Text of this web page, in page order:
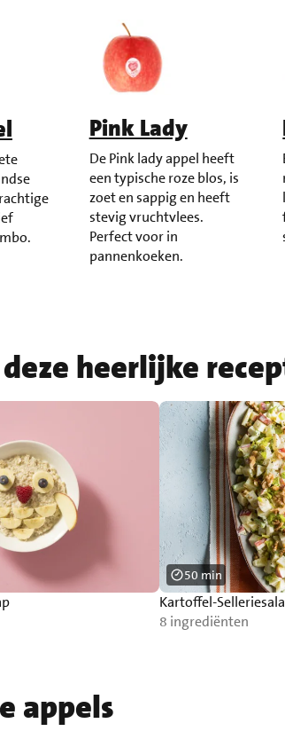
Pink Lady
De Pink lady appel heeft
een typische roze blos, is
zoet en sappig en heeft
stevig vruchtvlees.
Perfect voor in
pannenkoeken.
heerlijke
Kartoffel-
8 ingrediënten
50 min
appels